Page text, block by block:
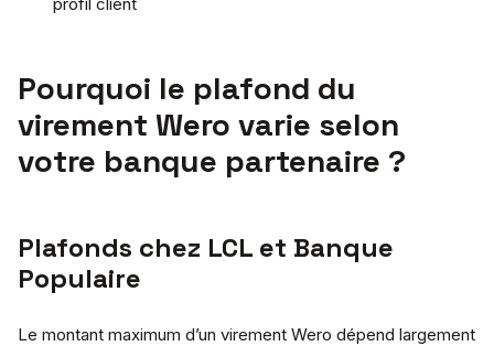
Pourquoi le plafond du
virement Wero varie selon
votre banque partenaire ?
Plafonds chez LCL et Banque
Populaire
Le montant maximum d’un virement Wero dépend largement